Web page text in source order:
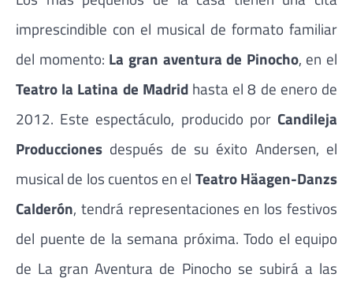
imprescindible con el musical de formato familiar
del momento: La gran aventura de Pinocho, en el
Teatro la Latina de Madrid hasta el 8 de enero de
2012. Este espectáculo, producido por Candileja
Producciones después de su éxito Andersen, el
musical de los cuentos en el Teatro Häagen-Danzs
Calderón, tendrá representaciones en los festivos
del puente de la semana próxima. Todo el equipo
de La gran Aventura de Pinocho se subirá a las